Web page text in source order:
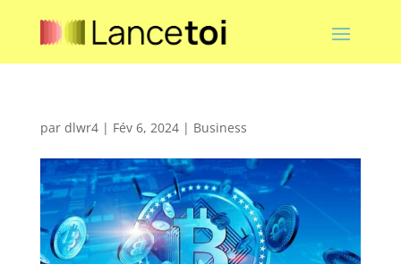
par dlwr4| Fév 6, 2024| Business